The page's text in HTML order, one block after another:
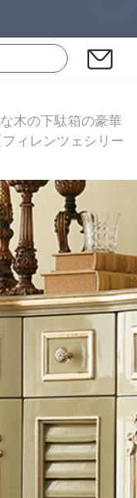
木の下駄箱の豪華
ィレンツェシリー